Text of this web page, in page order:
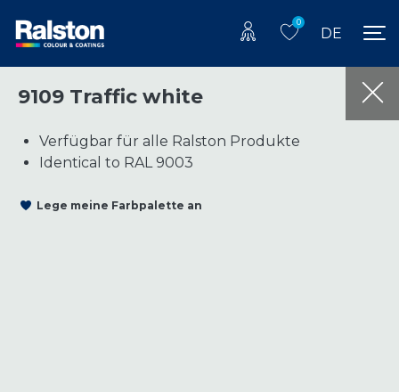
0
DE
9109 Traffic white
Verfügbar für alle Ralston Produkte
Identical to RAL 9003
Lege meine Farbpalette an